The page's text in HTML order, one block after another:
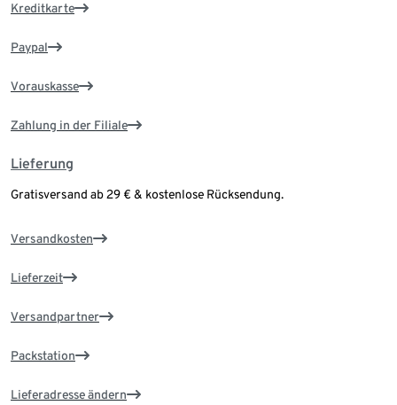
Kreditkarte
Paypal
Vorauskasse
Zahlung in der Filiale
Lieferung
Gratisversand ab 29 € & kostenlose Rücksendung.
Versandkosten
Lieferzeit
Versandpartner
Packstation
Lieferadresse ändern